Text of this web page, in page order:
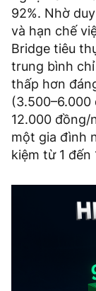
92%. Nhờ
và hạn chế
Bridge tiêu
trung bình
thấp hơn
12.000
một gia đình
kiệm từ 1 đến